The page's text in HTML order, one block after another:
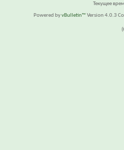
Текущее
Powered byvBulletin™ Version 4.0.3